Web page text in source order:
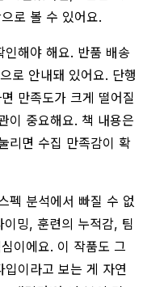
로 볼 수 있어요.
해야 해요. 반품 배송
로 안내돼 있어요. 단행
만족도가 크게 떨어질
이 중요해요. 책 내용은
리면 수집 만족감이 확
펙 분석에서 빠질 수 없
밍, 훈련의 누적감, 팀
이에요. 이 작품도 그
이라고 보는 게 자연